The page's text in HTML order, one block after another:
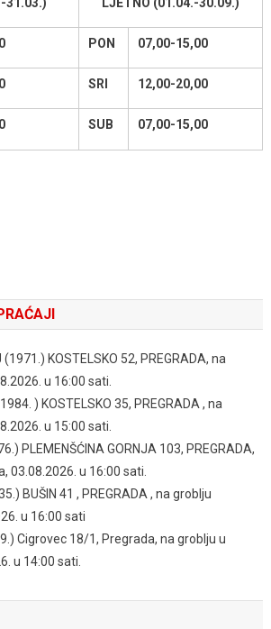
PON 07,00-15,00
SRI 12,00-20,00
SUB 07,00-15,00
(1971.) KOSTELSKO 52, PREGRADA, na
u 16:00 sati.
) KOSTELSKO 35, PREGRADA , na
u 15:00 sati.
PLEMENŠĆINA GORNJA 103, PREGRADA,
03.08.2026. u 16:00 sati.
BUŠIN 41 , PREGRADA , na groblju
u 16:00 sati
Cigrovec 18/1, Pregrada, na groblju u
u 14:00 sati.